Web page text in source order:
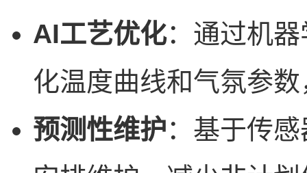
AI工艺优化：通过机
化温度曲线和气氛参
预测性维护：基于传